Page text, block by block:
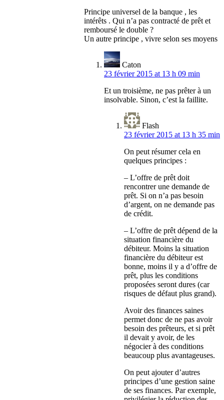
Principe universel de la banque , les
intérêts . Qui n’a pas contracté de prêt et
remboursé le double ?
Un autre principe , vivre selon ses moyens
Caton
23 février 2015 at 13 h 09 min
Et un troisième, ne pas prêter à un
insolvable. Sinon, c’est la faillite.
Flash
23 février 2015 at 13 h 35 min
On peut résumer cela en
quelques principes :
– L’offre de prêt doit
rencontrer une demande de
prêt. Si on n’a pas besoin
d’argent, on ne demande pas
de crédit.
– L’offre de prêt dépend de la
situation financière du
débiteur. Moins la situation
financière du débiteur est
bonne, moins il y a d’offre de
prêt, plus les conditions
proposées seront dures (car
risques de défaut plus grand).
Avoir des finances saines
permet donc de ne pas avoir
besoin des prêteurs, et si prêt
il devait y avoir, de les
négocier à des conditions
beaucoup plus avantageuses.
On peut ajouter d’autres
principes d’une gestion saine
de ses finances. Par exemple,